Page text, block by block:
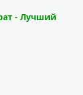
- Лучший